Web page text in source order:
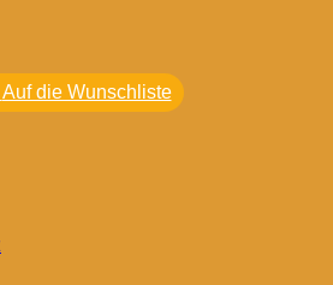
Auf die Wunschliste